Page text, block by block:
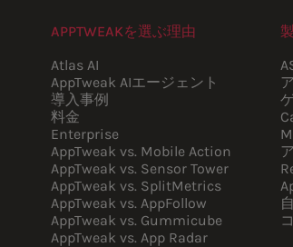
APPTWEAKを選ぶ理由
Atlas AI
AppTweak AIエージェント
導入事例
料金
Enterprise
AppTweak vs. Mobile Action
AppTweak vs. Sensor Tower
AppTweak vs. SplitMetrics
AppTweak vs. AppFollow
AppTweak vs. Gummicube
AppTweak vs. App Radar